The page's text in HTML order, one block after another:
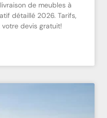
de meubles à
détaillé 2026. Tarifs,
votre devis gratuit!